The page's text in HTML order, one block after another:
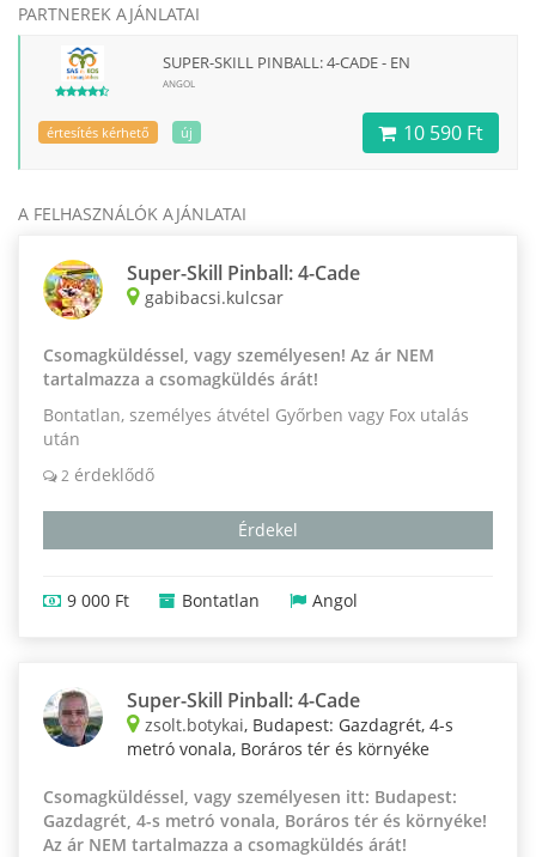
PARTNEREK AJÁNLATAI
SUPER-SKILL PINBALL: 4-CADE - EN
ANGOL
értesítés kérhető új 10 590 Ft
A FELHASZNÁLÓK AJÁNLATAI
Super-Skill Pinball: 4-Cade
gabibacsi.kulcsar
Csomagküldéssel, vagy személyesen! Az ár NEM
tartalmazza a csomagküldés árát!
Bontatlan, személyes átvétel Győrben vagy Fox utalás
után
2 érdeklődő
Érdekel
9 000 Ft Bontatlan Angol
Super-Skill Pinball: 4-Cade
zsolt.botykai, Budapest: Gazdagrét, 4-s
metró vonala, Boráros tér és környéke
Csomagküldéssel, vagy személyesen itt: Budapest:
Gazdagrét, 4-s metró vonala, Boráros tér és környéke!
Az ár NEM tartalmazza a csomagküldés árát!